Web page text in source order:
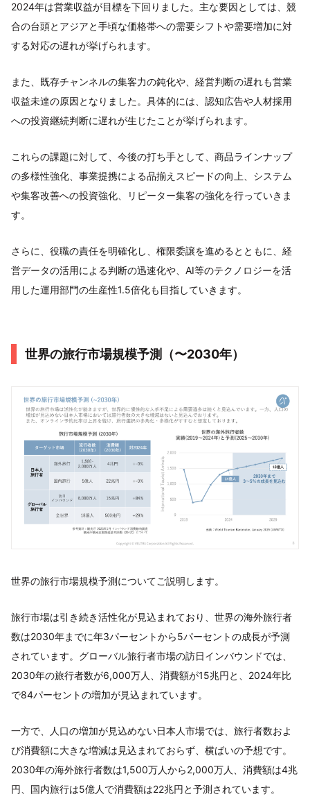
2024年は営業収益が目標を下回りました。主な要因としては、競
合の台頭とアジアと手頃な価格帯への需要シフトや需要増加に対
する対応の遅れが挙げられます。
また、既存チャンネルの集客力の鈍化や、経営判断の遅れも営業
収益未達の原因となりました。具体的には、認知広告や人材採用
への投資継続判断に遅れが生じたことが挙げられます。
これらの課題に対して、今後の打ち手として、商品ラインナップ
の多様性強化、事業提携による品揃えスピードの向上、システム
や集客改善への投資強化、リピーター集客の強化を行っていきま
す。
さらに、役職の責任を明確化し、権限委譲を進めるとともに、経
営データの活用による判断の迅速化や、AI等のテクノロジーを活
用した運用部門の生産性1.5倍化も目指していきます。
世界の旅行市場規模予測（〜2030年）
世界の旅行市場規模予測についてご説明します。
旅行市場は引き続き活性化が見込まれており、世界の海外旅行者
数は2030年までに年3パーセントから5パーセントの成長が予測
されています。グローバル旅行者市場の訪日インバウンドでは、
2030年の旅行者数が6,000万人、消費額が15兆円と、2024年比
で84パーセントの増加が見込まれています。
一方で、人口の増加が見込めない日本人市場では、旅行者数およ
び消費額に大きな増減は見込まれておらず、横ばいの予想です。
2030年の海外旅行者数は1,500万人から2,000万人、消費額は4兆
円、国内旅行は5億人で消費額は22兆円と予測されています。